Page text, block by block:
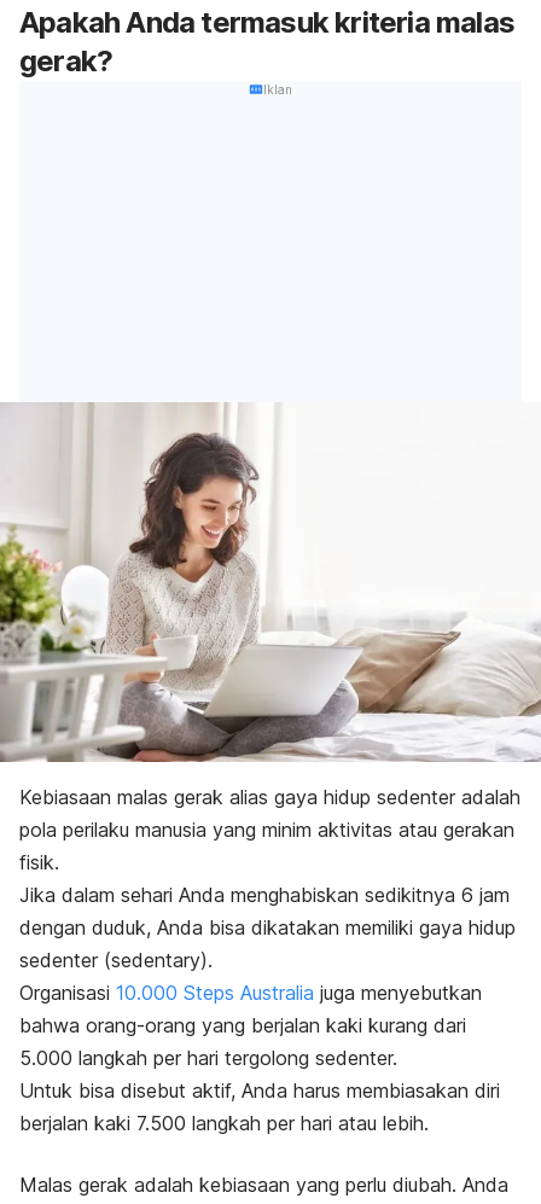
Apakah Anda termasuk kriteria malas
gerak?
Iklan
Kebiasaan malas gerak alias gaya hidup sedenter adalah
pola perilaku manusia yang minim aktivitas atau gerakan
fisik.
Jika dalam sehari Anda menghabiskan sedikitnya 6 jam
dengan duduk, Anda bisa dikatakan memiliki gaya hidup
sedenter (sedentary).
Organisasi 10.000 Steps Australia juga menyebutkan
bahwa orang-orang yang berjalan kaki kurang dari
5.000 langkah per hari tergolong sedenter.
Untuk bisa disebut aktif, Anda harus membiasakan diri
berjalan kaki 7.500 langkah per hari atau lebih.
Malas gerak adalah kebiasaan yang perlu diubah. Anda